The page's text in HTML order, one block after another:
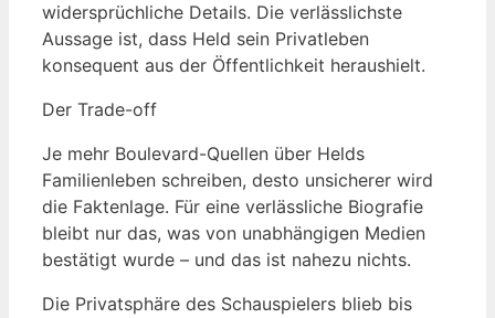
widersprüchliche Details. Die verlässlichste
Aussage ist, dass Held sein Privatleben
konsequent aus der Öffentlichkeit heraushielt.
Der Trade-off
Je mehr Boulevard-Quellen über Helds
Familienleben schreiben, desto unsicherer wird
die Faktenlage. Für eine verlässliche Biografie
bleibt nur das, was von unabhängigen Medien
bestätigt wurde – und das ist nahezu nichts.
Die Privatsphäre des Schauspielers blieb bis